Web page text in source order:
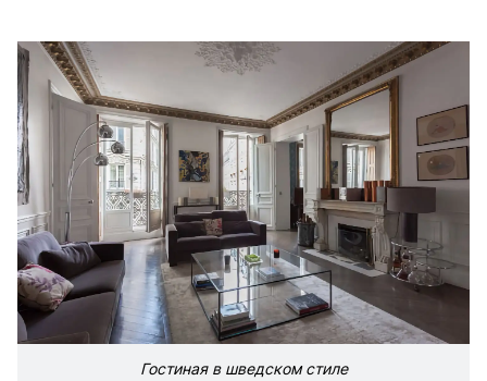
Гостиная в шведском стиле